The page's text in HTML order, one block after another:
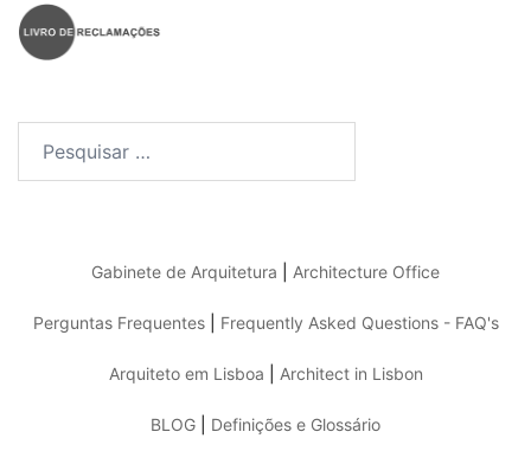
Gabinete de Arquitetura Architecture Office
Perguntas Frequentes| Frequently Asked Questions - FAQ's
Arquiteto em Lisboa Architect in Lisbon
BLOG Definições e Glossário